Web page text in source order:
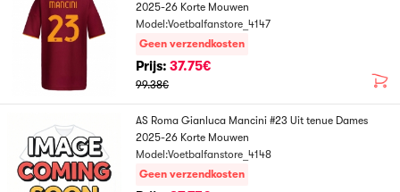
2025-26 Korte Mouwen
Model:Voetbalfanstore_4147
Geen verzendkosten
Prijs: 37.75€
99.38€
AS Roma Gianluca Mancini #23 Uit tenue Dames
2025-26 Korte Mouwen
Model:Voetbalfanstore_4148
Geen verzendkosten